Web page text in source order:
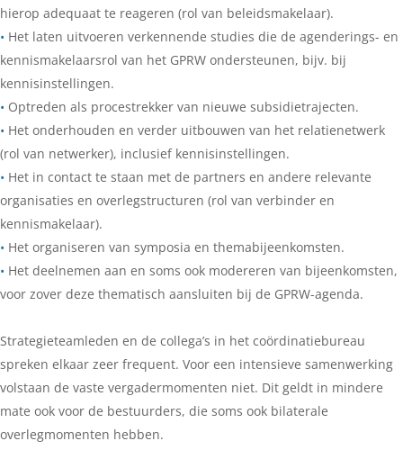
hierop adequaat te reageren (rol van beleidsmakelaar).
• Het laten uitvoeren verkennende studies die de agenderings- en
kennismakelaarsrol van het GPRW ondersteunen, bijv. bij
kennisinstellingen.
• Optreden als procestrekker van nieuwe subsidietrajecten.
• Het onderhouden en verder uitbouwen van het relatienetwerk
(rol van netwerker), inclusief kennisinstellingen.
• Het in contact te staan met de partners en andere relevante
organisaties en overlegstructuren (rol van verbinder en
kennismakelaar).
• Het organiseren van symposia en themabijeenkomsten.
• Het deelnemen aan en soms ook modereren van bijeenkomsten,
voor zover deze thematisch aansluiten bij de GPRW-agenda.
Strategieteamleden en de collega’s in het coördinatiebureau
spreken elkaar zeer frequent. Voor een intensieve samenwerking
volstaan de vaste vergadermomenten niet. Dit geldt in mindere
mate ook voor de bestuurders, die soms ook bilaterale
overlegmomenten hebben.